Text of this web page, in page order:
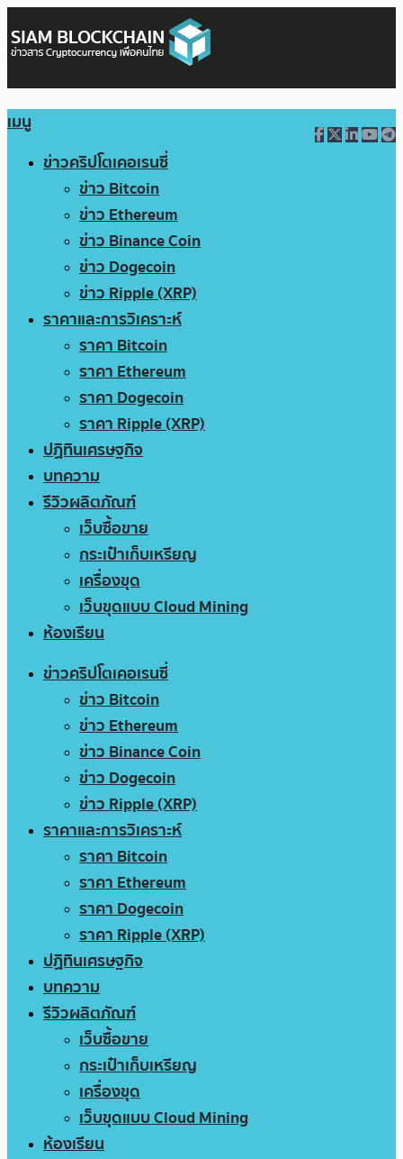
เมนู
ข่าวคริปโตเคอเรนซี่
ข่าว Bitcoin
ข่าว Ethereum
ข่าว Binance Coin
ข่าว Dogecoin
ข่าว Ripple (XRP)
ราคาและการวิเคราะห์
ราคา Bitcoin
ราคา Ethereum
ราคา Dogecoin
ราคา Ripple (XRP)
ปฏิทินเศรษฐกิจ
บทความ
รีวิวผลิตภัณฑ์
เว็บซื้อขาย
กระเป๋าเก็บเหรียญ
เครื่องขุด
เว็บขุดแบบ Cloud Mining
ห้องเรียน
ข่าวคริปโตเคอเรนซี่
ข่าว Bitcoin
ข่าว Ethereum
ข่าว Binance Coin
ข่าว Dogecoin
ข่าว Ripple (XRP)
ราคาและการวิเคราะห์
ราคา Bitcoin
ราคา Ethereum
ราคา Dogecoin
ราคา Ripple (XRP)
ปฏิทินเศรษฐกิจ
บทความ
รีวิวผลิตภัณฑ์
เว็บซื้อขาย
กระเป๋าเก็บเหรียญ
เครื่องขุด
เว็บขุดแบบ Cloud Mining
ห้องเรียน